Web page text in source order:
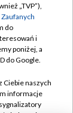
„TVP”),
Zaufanych
do
i
poniżej, a
do Google.
Ciebie naszych
informacje